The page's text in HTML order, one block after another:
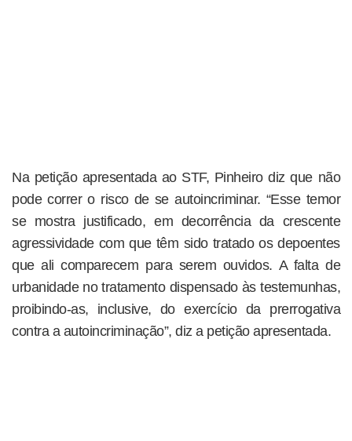
Na petição apresentada ao STF, Pinheiro diz que não
pode correr o risco de se autoincriminar. “Esse temor
se mostra justificado, em decorrência da crescente
agressividade com que têm sido tratado os depoentes
que ali comparecem para serem ouvidos. A falta de
urbanidade no tratamento dispensado às testemunhas,
proibindo-as, inclusive, do exercício da prerrogativa
contra a autoincriminação”, diz a petição apresentada.